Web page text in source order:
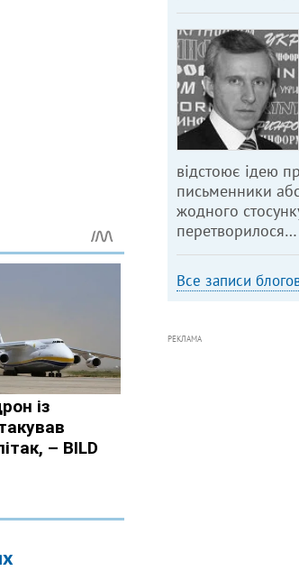
відстоює ідею
письменники
жодного
перетворилося…
Все записи
РЕКЛАМА